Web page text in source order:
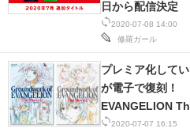
2020-07-08 14:00
修羅ガール
日から配信決定
2020-07-07 16:15
プレミア化して
が電子で復刻！
EVANGELION